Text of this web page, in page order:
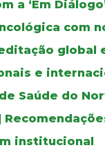
a ‘Em
com
e
Saúde do
institucional